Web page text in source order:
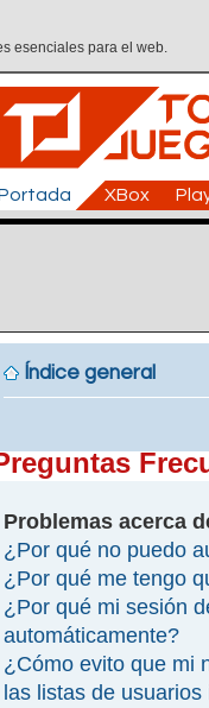
esenciales para el web.
XBox
Índice general
Problemas acerca
¿Por qué no puedo
¿Por qué me tengo
¿Por qué mi sesión
automáticamente?
¿Cómo evito que mi
las listas de